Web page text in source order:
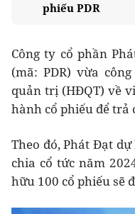
phiếu PDR
Công ty cổ phần
(mã: PDR) vừa
quản trị (HĐQT) về
hành cổ phiếu để trả
Theo đó, Phát Đạt
chia cổ tức năm
hữu 100 cổ phiếu sẽ